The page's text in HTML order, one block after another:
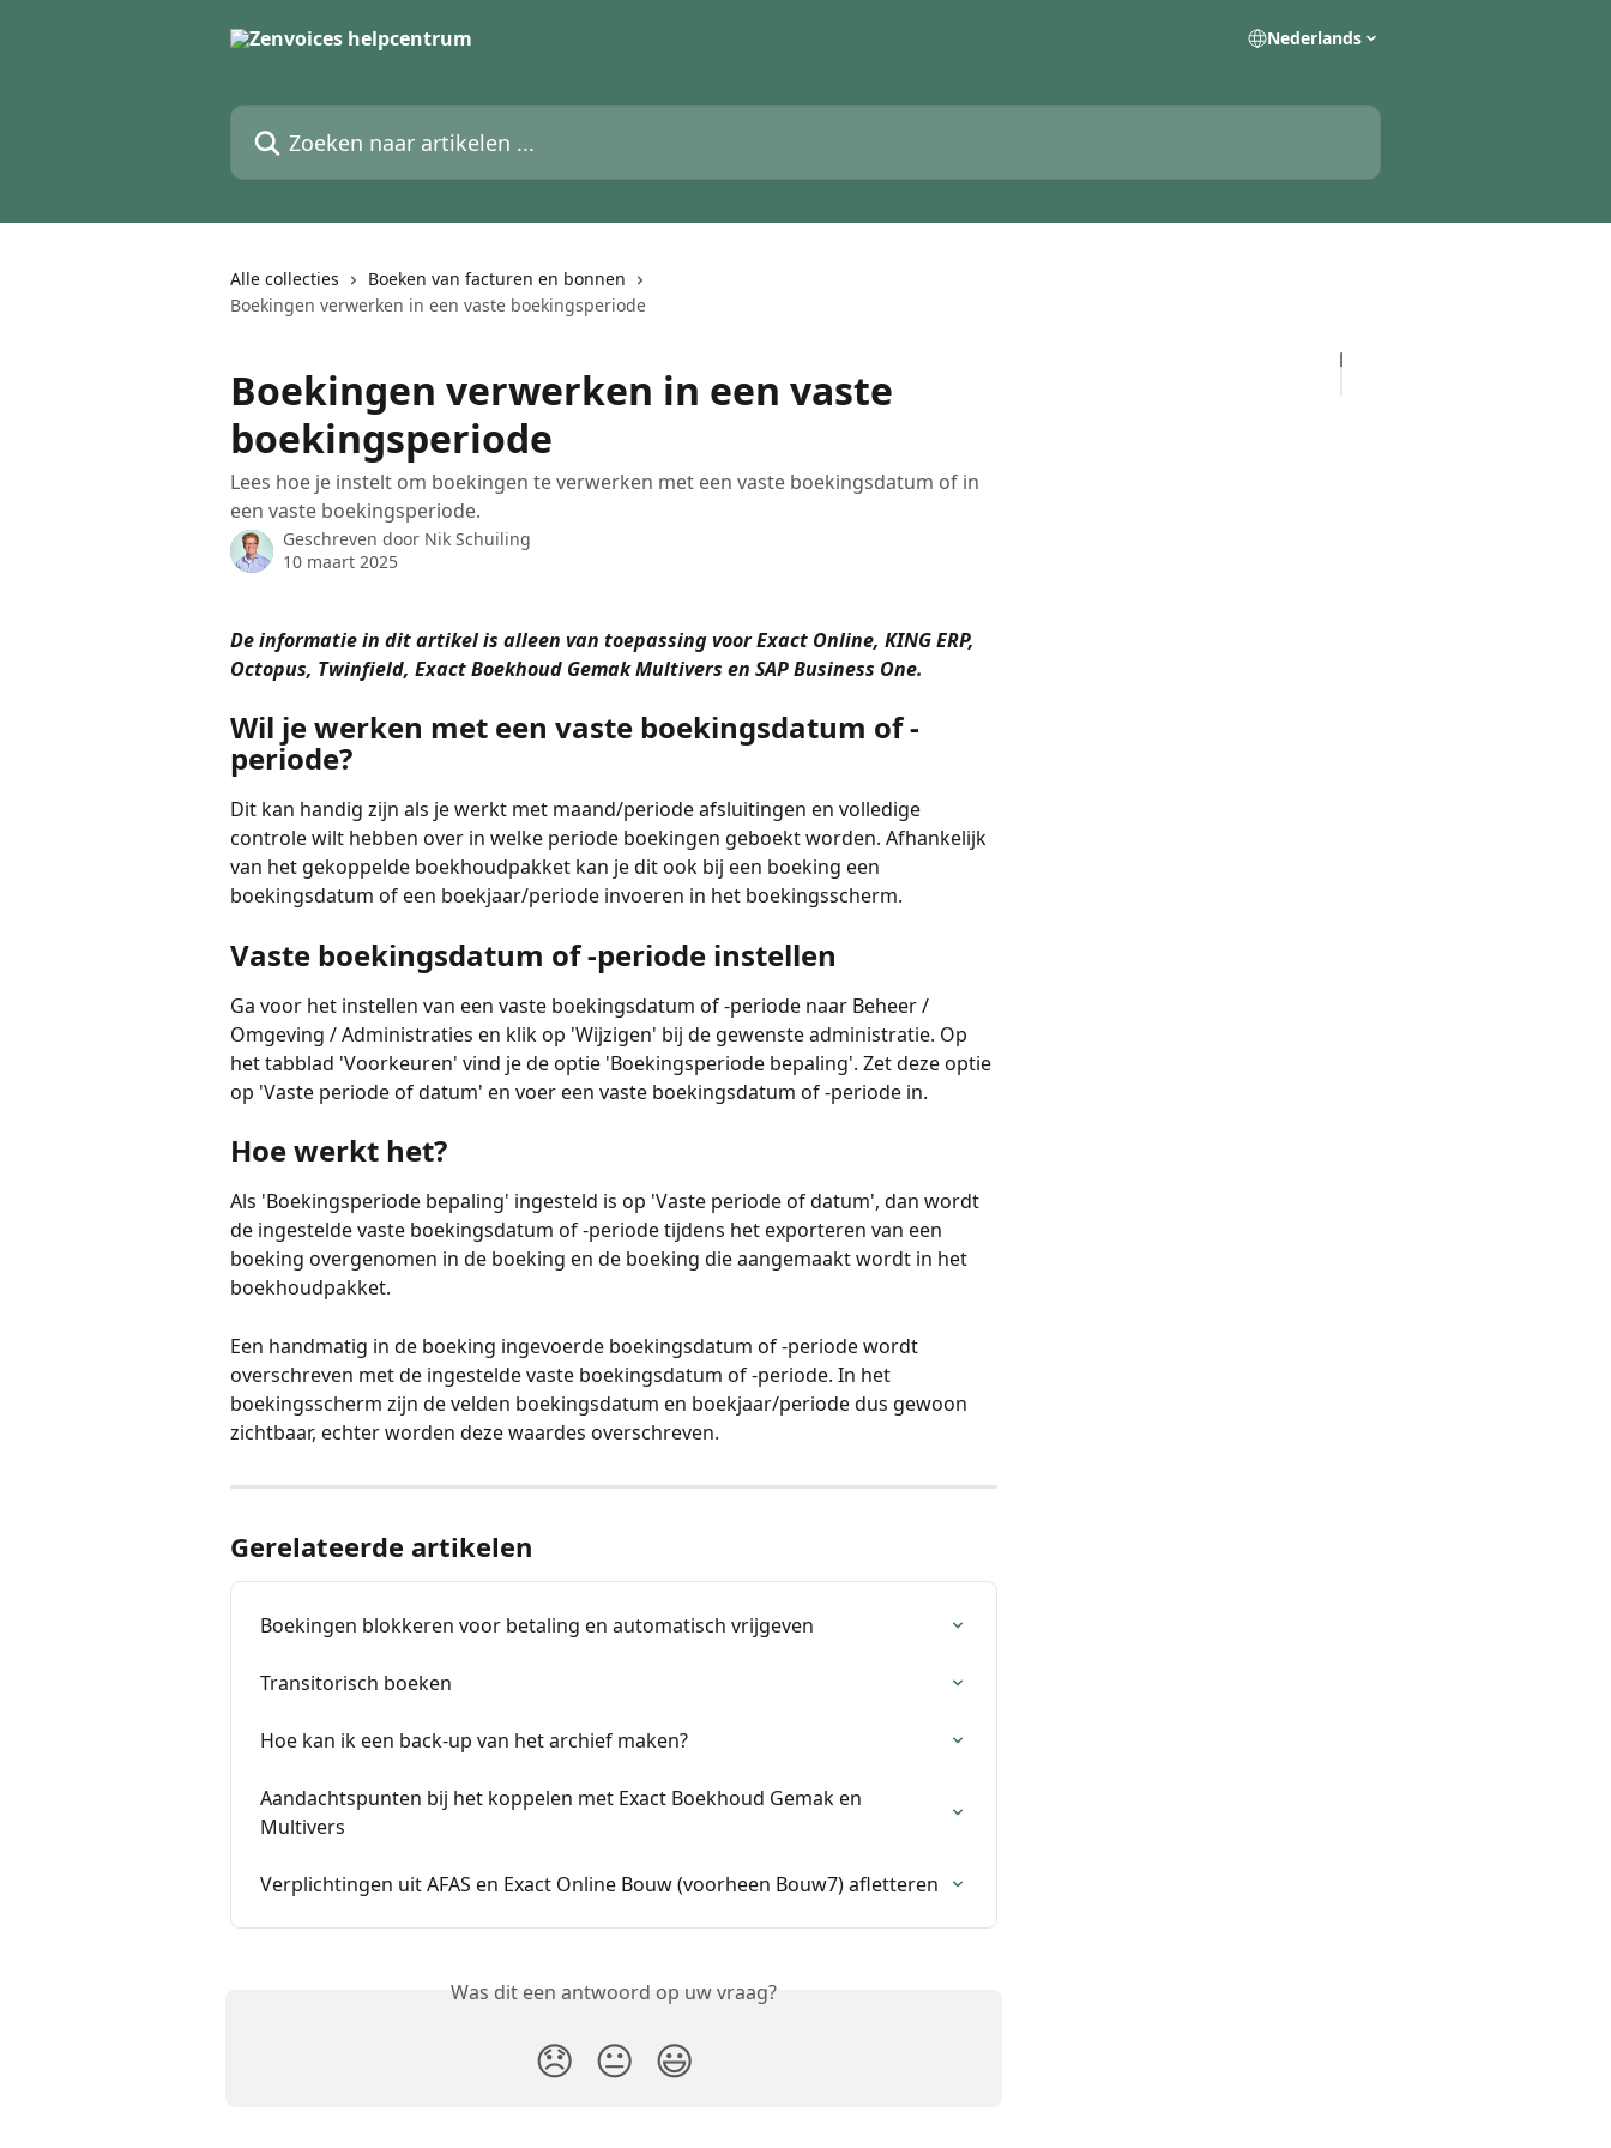
Nederlands
Zoeken naar artikelen ...
Alle collecties
Boeken van facturen en bonnen
Boekingen verwerken in een vaste boekingsperiode
Boekingen verwerken in een vaste
boekingsperiode
Lees hoe je instelt om boekingen te verwerken met een vaste boekingsdatum of in
een vaste boekingsperiode.
Geschreven door Nik Schuiling
10 maart 2025
De informatie in dit artikel is alleen van toepassing voor Exact Online, KING ERP,
Octopus, Twinfield, Exact Boekhoud Gemak Multivers en SAP Business One.
Wil je werken met een vaste boekingsdatum of -
periode?
Dit kan handig zijn als je werkt met maand/periode afsluitingen en volledige
controle wilt hebben over in welke periode boekingen geboekt worden. Afhankelijk
van het gekoppelde boekhoudpakket kan je dit ook bij een boeking een
boekingsdatum of een boekjaar/periode invoeren in het boekingsscherm.
Vaste boekingsdatum of -periode instellen
Ga voor het instellen van een vaste boekingsdatum of -periode naar Beheer /
Omgeving / Administraties en klik op 'Wijzigen' bij de gewenste administratie. Op
het tabblad 'Voorkeuren' vind je de optie 'Boekingsperiode bepaling'. Zet deze optie
op 'Vaste periode of datum' en voer een vaste boekingsdatum of -periode in.
Hoe werkt het?
Als 'Boekingsperiode bepaling' ingesteld is op 'Vaste periode of datum', dan wordt
de ingestelde vaste boekingsdatum of -periode tijdens het exporteren van een
boeking overgenomen in de boeking en de boeking die aangemaakt wordt in het
boekhoudpakket.
Een handmatig in de boeking ingevoerde boekingsdatum of -periode wordt
overschreven met de ingestelde vaste boekingsdatum of -periode. In het
boekingsscherm zijn de velden boekingsdatum en boekjaar/periode dus gewoon
zichtbaar, echter worden deze waardes overschreven.
Gerelateerde artikelen
Boekingen blokkeren voor betaling en automatisch vrijgeven
Transitorisch boeken
Hoe kan ik een back-up van het archief maken?
Aandachtspunten bij het koppelen met Exact Boekhoud Gemak en
Multivers
Verplichtingen uit AFAS en Exact Online Bouw (voorheen Bouw7) afletteren
Was dit een antwoord op uw vraag?
😞 😐 😃